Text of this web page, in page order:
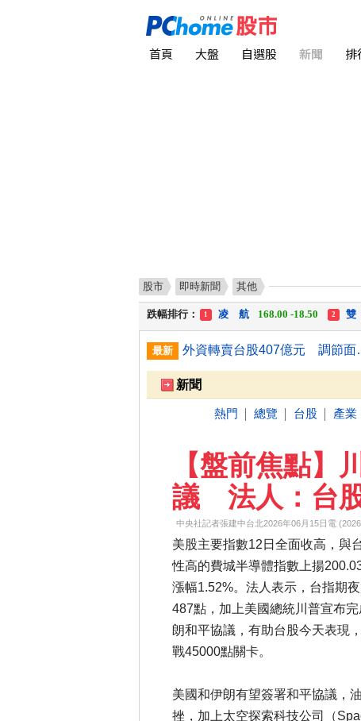
首頁 大盤 自選股 新聞 排
股市 即時新聞 其他
漲幅排行： 1 川 湖11,110.00 +1,010.00
跌幅排行：
1 凌 航 168.00 -18.50 2
跌停排行：
最新 外資轉賣台股
新聞
熱門 總覽 台股 產業
【盤前焦點】
議 法人：台
中央社記者張建中台北2026年06月15日電
美股主要指數12日全面收高，與
性高的費城半導體指數上揚
漲幅1.52%。法人表示，台指期
487點，加上美國總統川普宣布
朗和平協議，有助台股今天表現
戰45000點關卡。
美國和伊朗有望簽署和平協議，
挫，加上太空探索科技公司（